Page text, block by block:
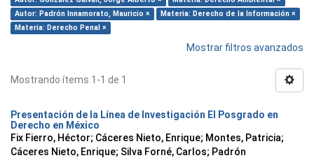
Autor: Padrón Innamorato, Mauricio ×
Materia: Derecho de la Información ×
Materia: Derecho Penal ×
Mostrar filtros avanzados
Mostrando ítems 1-1 de 1
Presentación de la Línea de Investigación El Posgrado en
Derecho en México
Fix Fierro, Héctor; Cáceres Nieto, Enrique; Montes, Patricia;
Cáceres Nieto, Enrique; Silva Forné, Carlos; Padrón